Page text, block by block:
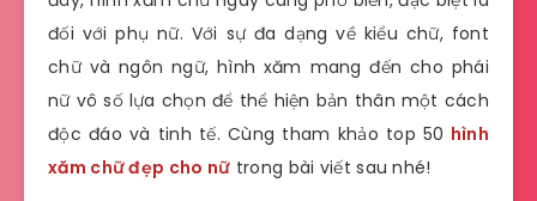
đối với phụ nữ. Với sự đa dạng về kiểu chữ, font
chữ và ngôn ngữ, hình xăm mang đến cho phái
nữ vô số lựa chọn để thể hiện bản thân một cách
độc đáo và tinh tế. Cùng tham khảo top 50 hình
xăm chữ đẹp cho nữ trong bài viết sau nhé!